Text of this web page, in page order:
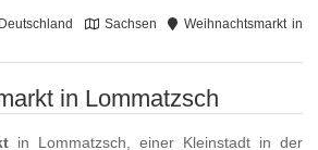
Sachsen
Weihnachtsmarkt in
in Lommatzsch
in Lommatzsch, einer Kleinstadt in der